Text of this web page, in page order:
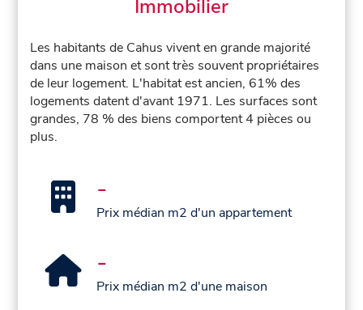
Immobilier
Les habitants de Cahus vivent en grande majorité
dans une maison et sont très souvent propriétaires
de leur logement. L'habitat est ancien, 61% des
logements datent d'avant 1971. Les surfaces sont
grandes, 78 % des biens comportent 4 pièces ou
plus.
-
Prix médian m2 d'un appartement
-
Prix médian m2 d'une maison